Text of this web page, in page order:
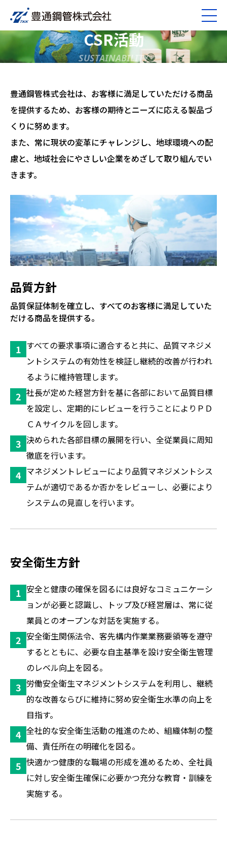
CSR活動
SUSTAINABILITY
豊通鋼管株式会社は、お客様に満足していただける商品
を提供するため、お客様の期待とニーズに応える製品づ
くりに努めます。
また、常に現状の変革にチャレンジし、地球環境への配
慮と、地域社会にやさしい企業をめざして取り組んでい
きます。
品質方針
品質保証体制を確立し、すべてのお客様に満足していた
だける商品を提供する。
すべての要求事項に適合すると共に、品質マネジメ
ントシステムの有効性を検証し継続的改善が行われ
るように維持管理します。
社長が定めた経営方針を基に各部において品質目標
を設定し、定期的にレビューを行うことによりＰＤ
ＣＡサイクルを回します。
決められた各部目標の展開を行い、全従業員に周知
徹底を行います。
マネジメントレビューにより品質マネジメントシス
テムが適切であるか否かをレビューし、必要により
システムの見直しを行います。
安全衛生方針
安全と健康の確保を図るには良好なコミュニケーシ
ョンが必要と認識し、トップ及び経営層は、常に従
業員とのオープンな対話を実施する。
安全衛生関係法令、客先構内作業業務要領等を遵守
するとともに、必要な自主基準を設け安全衛生管理
のレベル向上を図る。
労働安全衛生マネジメントシステムを利用し、継続
的な改善ならびに維持に努め安全衛生水準の向上を
目指す。
全社的な安全衛生活動の推進のため、組織体制の整
備、責任所在の明確化を図る。
快適かつ健康的な職場の形成を進めるため、全社員
に対し安全衛生確保に必要かつ充分な教育・訓練を
実施する。